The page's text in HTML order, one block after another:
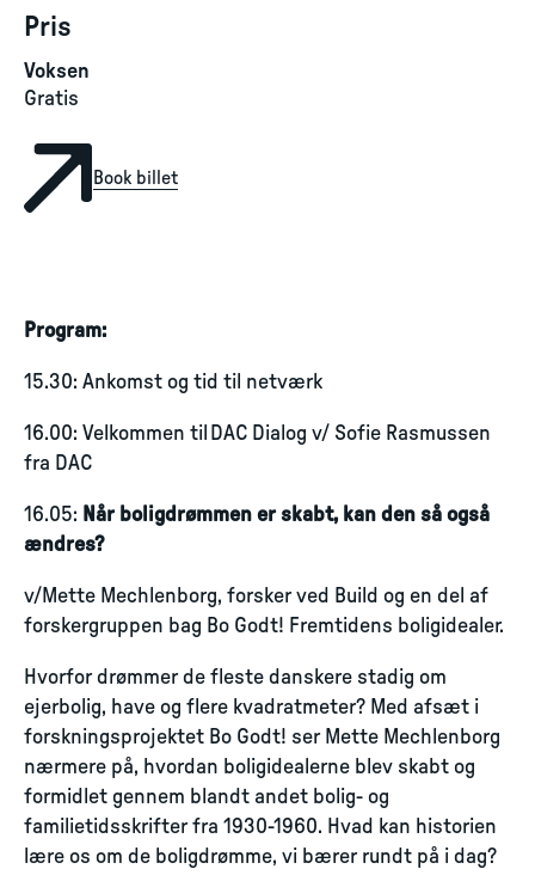
Pris
Voksen
Gratis
Book billet
Program:
15.30: Ankomst og tid til netværk
16.00: Velkommen til DAC Dialog v/ Sofie Rasmussen
fra DAC
16.05: Når boligdrømmen er skabt, kan den så også
ændres?
v/Mette Mechlenborg, forsker ved Build og en del af
forskergruppen bag Bo Godt! Fremtidens boligidealer.
Hvorfor drømmer de fleste danskere stadig om
ejerbolig, have og flere kvadratmeter? Med afsæt i
forskningsprojektet Bo Godt! ser Mette Mechlenborg
nærmere på, hvordan boligidealerne blev skabt og
formidlet gennem blandt andet bolig- og
familietidsskrifter fra 1930-1960. Hvad kan historien
lære os om de boligdrømme, vi bærer rundt på i dag?